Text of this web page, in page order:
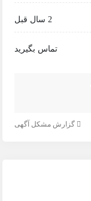
2 سال قبل
تماس بگیرید
گزارش مشکل آگهی